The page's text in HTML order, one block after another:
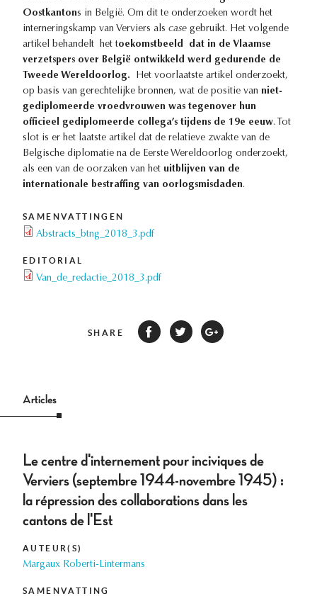
Oostkantons in België. Om dit te onderzoeken wordt het
interneringskamp van Verviers als case gebruikt. Het volgende
artikel behandelt het toekomstbeeld dat in de Vlaamse
verzetspers over België ontwikkeld werd gedurende de
Tweede Wereldoorlog. Het voorlaatste artikel onderzoekt,
op basis van gerechtelijke bronnen, wat de positie van niet-
gediplomeerde vroedvrouwen was tegenover hun
officieel gediplomeerde collega’s tijdens de 19e eeuw. Tot
slot is er het laatste artikel dat de relatieve zwakte van de
Belgische diplomatie na de Eerste Wereldoorlog onderzoekt,
als een van de oorzaken van het uitblijven van de
internationale bestraffing van oorlogsmisdaden.
SAMENVATTINGEN
Abstracts_btng_2018_3.pdf
EDITORIAL
Van_de_redactie_2018_3.pdf
SHARE
Articles
Le centre d'internement pour inciviques de
Verviers (septembre 1944-novembre 1945) :
la répression des collaborations dans les
cantons de l'Est
AUTEUR(S)
Margaux Roberti-Lintermans
SAMENVATTING